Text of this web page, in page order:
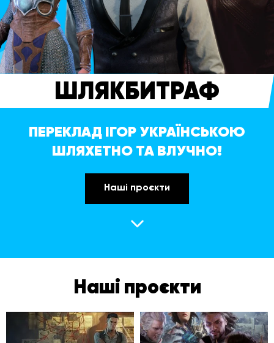
ШЛЯКБИТРАФ
ПЕРЕКЛАД ІГОР УКРАЇНСЬКОЮ
ШЛЯХЕТНО ТА ВЛУЧНО!
Наші проєкти
Наші проєкти